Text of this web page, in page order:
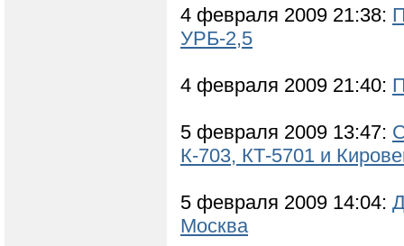
4 февраля 2009 21:38:
УРБ-2,5
4 февраля 2009 21:40:
5 февраля 2009 13:47:
К-703, КТ-5701 и
5 февраля 2009 14:04:
Москва